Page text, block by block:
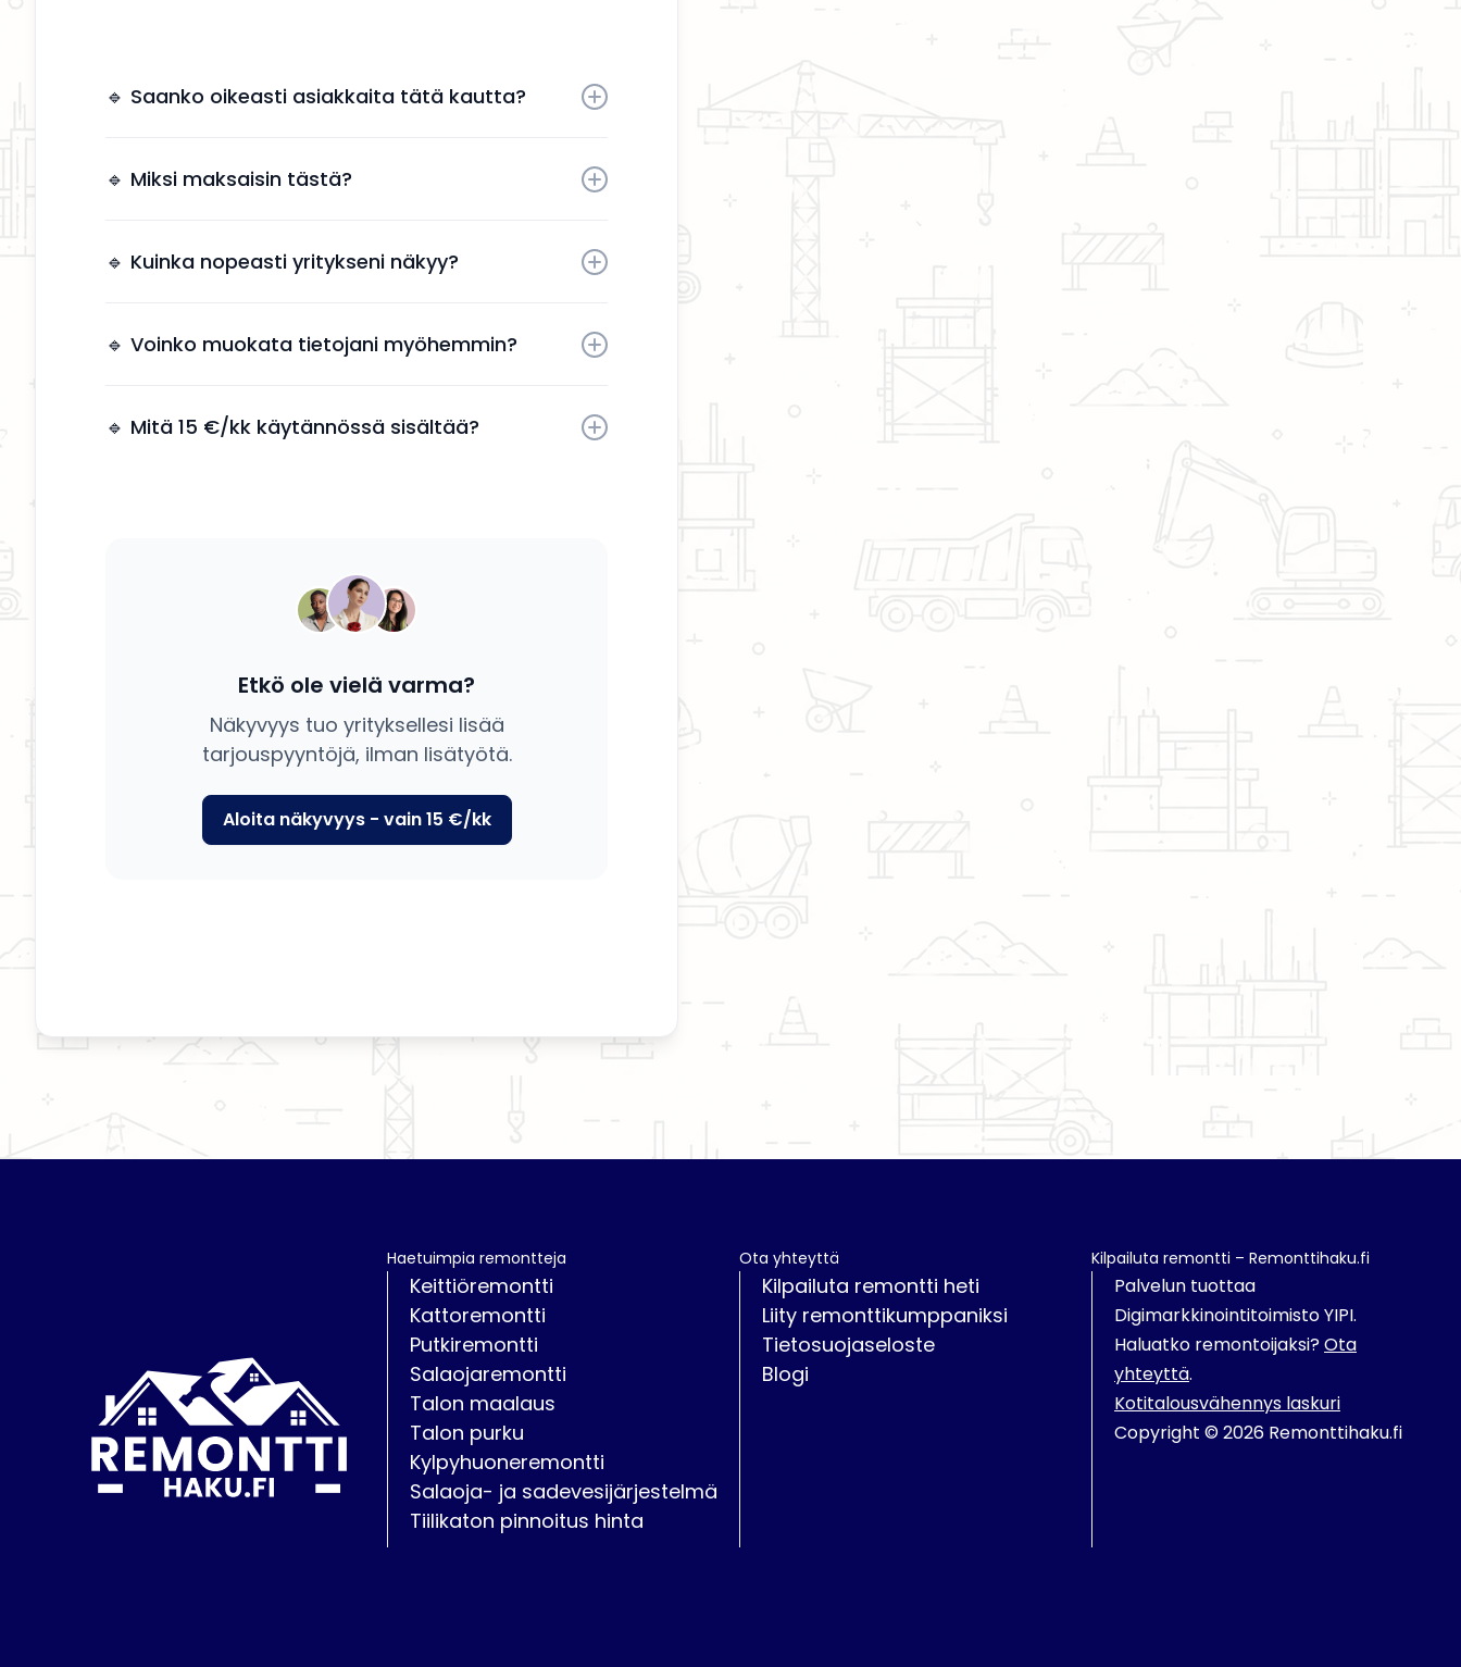
🔹 Saanko oikeasti asiakkaita tätä kautta?
remonttipalveluita alueellasi.
🔹 Miksi maksaisin tästä?
tarvitsee käyttää aikaa markkinointiin.
🔹 Kuinka nopeasti yritykseni näkyy?
jälkeen.
🔹 Voinko muokata tietojani myöhemmin?
tahansa.
🔹 Mitä 15 €/kk käytännössä sisältää?
Etkö ole vielä varma?
Näkyvyys tuo yrityksellesi lisää
tarjouspyyntöjä, ilman lisätyötä.
Aloita näkyvyys - vain 15 €/kk
Haetuimpia remontteja
Keittiöremontti
Kattoremontti
Putkiremontti
Salaojaremontti
Talon maalaus
Talon purku
Kylpyhuoneremontti
Salaoja- ja sadevesijärjestelmä
Tiilikaton pinnoitus hinta
Ota yhteyttä
Kilpailuta remontti heti
Liity remonttikumppaniksi
Tietosuojaseloste
Blogi
Kilpailuta remontti – Remonttihaku.fi
Palvelun tuottaa
Digimarkkinointitoimisto YIPI.
Haluatko remontoijaksi?Ota
yhteyttä.
Kotitalousvähennys laskuri
Copyright © 2026 Remonttihaku.fi